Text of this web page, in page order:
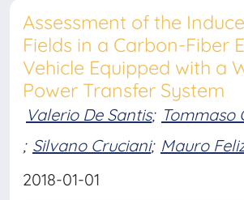
Assessment of the
Fields in a Carbon-Fiber
Vehicle Equipped with a
Power Transfer System
Valerio De Santis; Tommaso
; Silvano Cruciani; Mauro
2018-01-01